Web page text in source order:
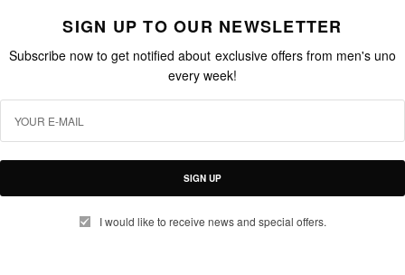
SIGN UP TO OUR NEWSLETTER
Subscribe now to get notified about exclusive offers from men's uno
every week!
SIGN UP
I would like to receive news and special offers.